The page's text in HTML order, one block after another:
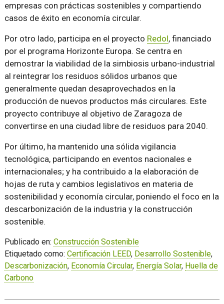
empresas con prácticas sostenibles y compartiendo
casos de éxito en economía circular.
Por otro lado, participa en el proyecto Redol, financiado
por el programa Horizonte Europa. Se centra en
demostrar la viabilidad de la simbiosis urbano-industrial
al reintegrar los residuos sólidos urbanos que
generalmente quedan desaprovechados en la
producción de nuevos productos más circulares. Este
proyecto contribuye al objetivo de Zaragoza de
convertirse en una ciudad libre de residuos para 2040.
Por último, ha mantenido una sólida vigilancia
tecnológica, participando en eventos nacionales e
internacionales; y ha contribuido a la elaboración de
hojas de ruta y cambios legislativos en materia de
sostenibilidad y economía circular, poniendo el foco en la
descarbonización de la industria y la construcción
sostenible.
Publicado en: Construcción Sostenible
Etiquetado como: Certificación LEED, Desarrollo Sostenible,
Descarbonización, Economía Circular, Energía Solar, Huella de
Carbono